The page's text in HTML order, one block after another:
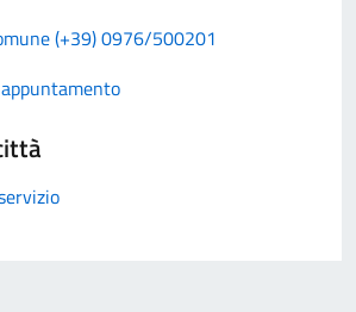
(+39) 0976/500201